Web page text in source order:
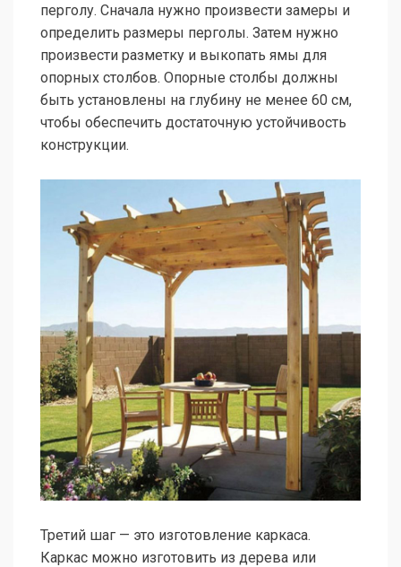
перголу. Сначала нужно произвести замеры и
определить размеры перголы. Затем нужно
произвести разметку и выкопать ямы для
опорных столбов. Опорные столбы должны
быть установлены на глубину не менее 60 см,
чтобы обеспечить достаточную устойчивость
конструкции.
Третий шаг — это изготовление каркаса.
Каркас можно изготовить из дерева или